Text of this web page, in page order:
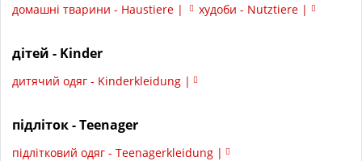
домашні тварини - Haustiere | худоби - Nutztiere |
дітей - Kinder
дитячий одяг - Kinderkleidung |
підліток - Teenager
підлітковий одяг - Teenagerkleidung |